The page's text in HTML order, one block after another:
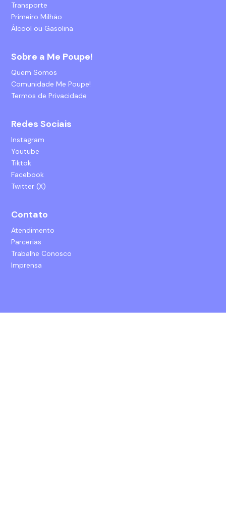
Transporte
Primeiro Milhão
Álcool ou Gasolina
Sobre a Me Poupe!
Quem Somos
Comunidade Me Poupe!
Termos de Privacidade
Redes Sociais
Instagram
Youtube
Tiktok
Facebook
Twitter (X)
Contato
Atendimento
Parcerias
Trabalhe Conosco
Imprensa